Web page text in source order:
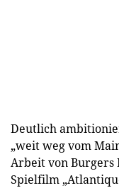
Deutlich
„weit weg vom
Arbeit von Burgers
Spielfilm